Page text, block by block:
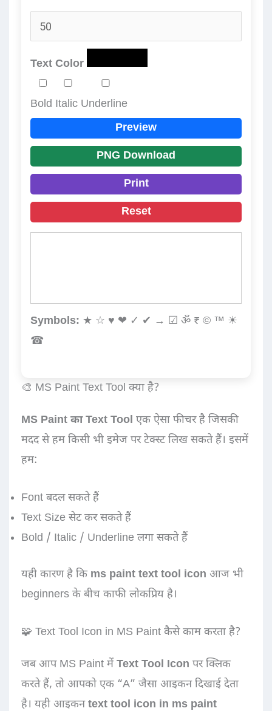
Text Color
Bold Italic Underline
Preview
PNG Download
Print
Reset
Symbols: ★ ☆ ♥ ❤ ✓ ✔ → ☑ ॐ ₹ © ™ ☀
☎
🎨 MS Paint Text Tool क्या है?
MS Paint का Text Tool एक ऐसा फीचर है जिसकी
मदद से हम किसी भी इमेज पर टेक्स्ट लिख सकते हैं। इसमें
हम:
Font बदल सकते हैं
Text Size सेट कर सकते हैं
Bold / Italic / Underline लगा सकते हैं
यही कारण है कि ms paint text tool icon आज भी
beginners के बीच काफी लोकप्रिय है।
🧩 Text Tool Icon in MS Paint कैसे काम करता है?
जब आप MS Paint में Text Tool Icon पर क्लिक
करते हैं, तो आपको एक “A” जैसा आइकन दिखाई देता
है। यही आइकनtext tool icon in ms paint